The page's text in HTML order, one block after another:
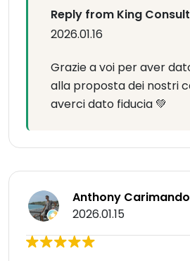
Reply from King
2026.01.16
Grazie a voi per aver
alla proposta dei nostri
averci dato fiducia 💚
Anthony Carimando
2026.01.15